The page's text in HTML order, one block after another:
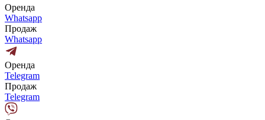
Оренда
Whatsapp
Продаж
Whatsapp
Оренда
Telegram
Продаж
Telegram